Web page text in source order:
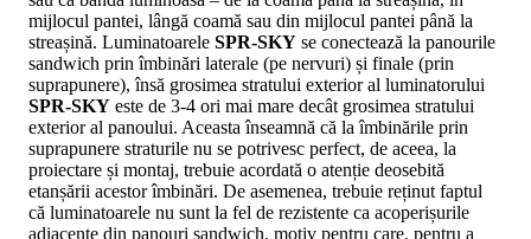
mijlocul pantei, lângă coamă sau din mijlocul pantei până la
streașină. Luminatoarele SPR-SKY se conectează la panourile
sandwich prin îmbinări laterale (pe nervuri) și finale (prin
suprapunere), însă grosimea stratului exterior al luminatorului
SPR-SKY este de 3-4 ori mai mare decât grosimea stratului
exterior al panoului. Aceasta înseamnă că la îmbinările prin
suprapunere straturile nu se potrivesc perfect, de aceea, la
proiectare și montaj, trebuie acordată o atenție deosebită
etanșării acestor îmbinări. De asemenea, trebuie reținut faptul
că luminatoarele nu sunt la fel de rezistente ca acoperișurile
adiacente din panouri sandwich, motiv pentru care, pentru a